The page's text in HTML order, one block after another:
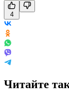
4
Читайте